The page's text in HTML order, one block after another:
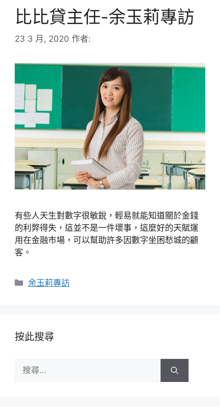
比比貸主任-余玉莉專訪
23 3 月, 2020 作者:
有些人天生對數字很敏銳，輕易就能知道關於金錢
的利弊得失，這並不是一件壞事，這麼好的天賦運
用在金融市場，可以幫助許多因數字坐困愁城的顧
客。
分
余玉莉專訪
按此搜尋
尋: